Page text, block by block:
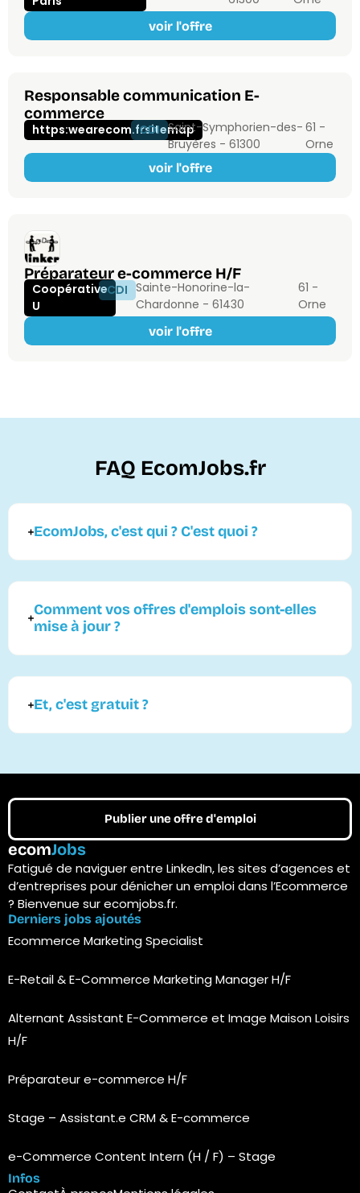
voir l'offre
Responsable communication E-
commerce
https:wearecom.frsitemap
CDI Saint-Symphorien-des-
Bruyères - 61300
61 -
Orne
voir l'offre
Préparateur e-commerce H/F
Coopérative
U
CDI Sainte-Honorine-la-
Chardonne - 61430
61 -
Orne
voir l'offre
FAQ EcomJobs.fr
EcomJobs, c'est qui ? C'est quoi ?
Comment vos offres d'emplois sont-elles
mise à jour ?
Et, c'est gratuit ?
ecomJobs
Fatigué de naviguer entre LinkedIn, les sites d’agences et
d’entreprises pour dénicher un emploi dans l’Ecommerce
? Bienvenue sur ecomjobs.fr.
Publier une offre d'emploi
Infos
Derniers jobs ajoutés
Ecommerce Marketing Specialist
E-Retail & E-Commerce Marketing Manager H/F
Alternant Assistant E-Commerce et Image Maison Loisirs
H/F
Préparateur e-commerce H/F
Stage – Assistant.e CRM & E-commerce
e-Commerce Content Intern (H / F) – Stage